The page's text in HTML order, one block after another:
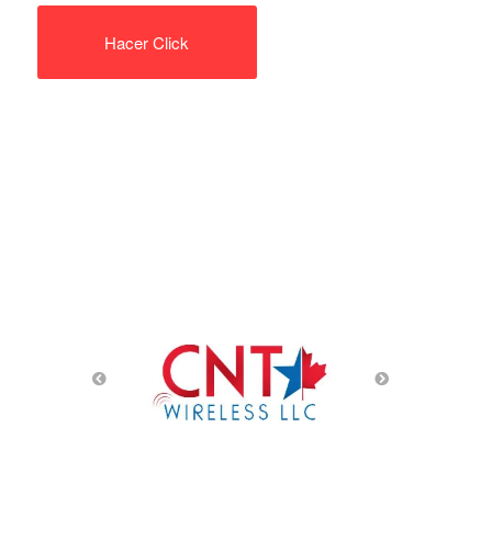
Hacer Click